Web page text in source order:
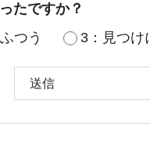
たですか？
つう 3：見つけ